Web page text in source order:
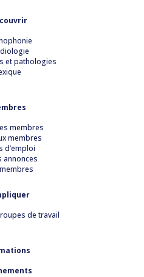
et pathologies
membres
membres
d’emploi
annonces
de travail